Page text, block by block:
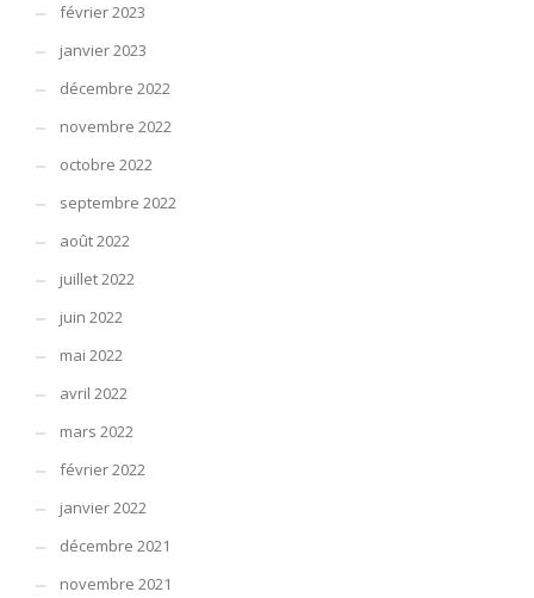
février 2023
janvier 2023
décembre 2022
novembre 2022
octobre 2022
septembre 2022
août 2022
juillet 2022
juin 2022
mai 2022
avril 2022
mars 2022
février 2022
janvier 2022
décembre 2021
novembre 2021